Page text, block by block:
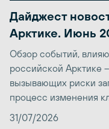
Дайджест
Арктике. Июнь
Обзор событий,
российской Арктике
вызывающих риски
процесс изменения
31/07/2026